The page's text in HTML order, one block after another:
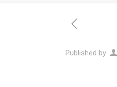
Published by